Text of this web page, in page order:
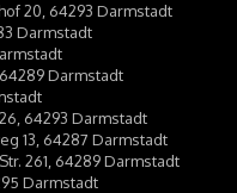
20, 64293 Darmstadt
Darmstadt
Darmstadt
64293 Darmstadt
13, 64287 Darmstadt
261, 64289 Darmstadt
Darmstadt